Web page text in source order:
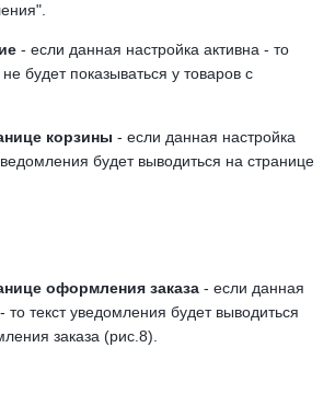
- если данная настройка активна - то
будет показываться у товаров с
корзины - если данная настройка
будет выводиться на странице
оформления заказа - если данная
то текст уведомления будет выводиться
заказа (рис.8).